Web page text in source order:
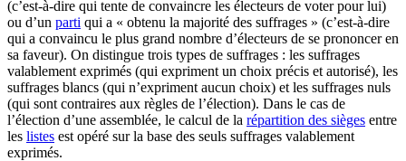
(c’est-à-dire qui tente de convaincre les électeurs de voter pour lui)
ou d’un parti qui a « obtenu la majorité des suffrages » (c’est-à-dire
qui a convaincu le plus grand nombre d’électeurs de se prononcer en
sa faveur). On distingue trois types de suffrages : les suffrages
valablement exprimés (qui expriment un choix précis et autorisé), les
suffrages blancs (qui n’expriment aucun choix) et les suffrages nuls
(qui sont contraires aux règles de l’élection). Dans le cas de
l’élection d’une assemblée, le calcul de la répartition des sièges entre
les listes est opéré sur la base des seuls suffrages valablement
exprimés.